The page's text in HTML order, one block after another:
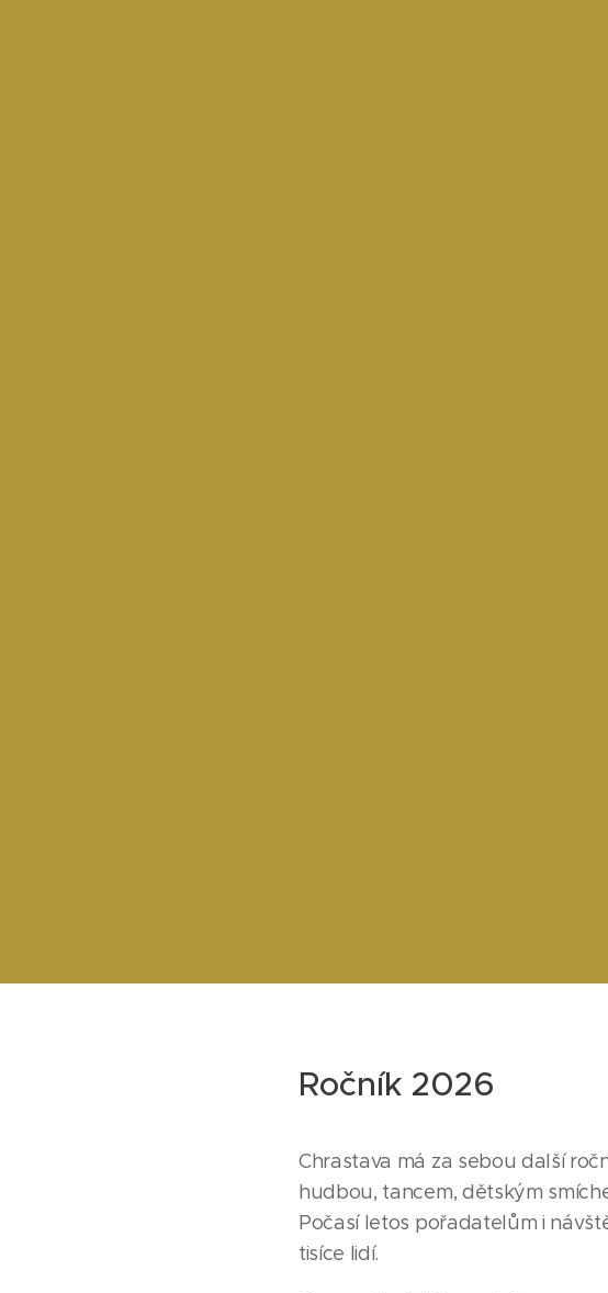
Ročník 2026
Chrastava má za sebou další
hudbou, tancem, dětským
Počasí letos pořadatelům i
tisíce lidí.